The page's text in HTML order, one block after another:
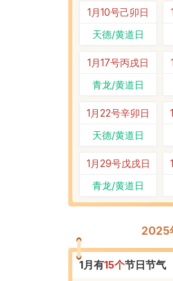
1月10号己卯日
天德/黄道日
1月17号丙戌日
青龙/黄道日
1月22号辛卯日
天德/黄道日
1月29号戊戌日
青龙/黄道日
2025
1月有15个节日节气